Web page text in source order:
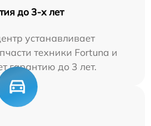
до 3-х лет
устанавливает
техники Fortuna и
гарантию до 3 лет.